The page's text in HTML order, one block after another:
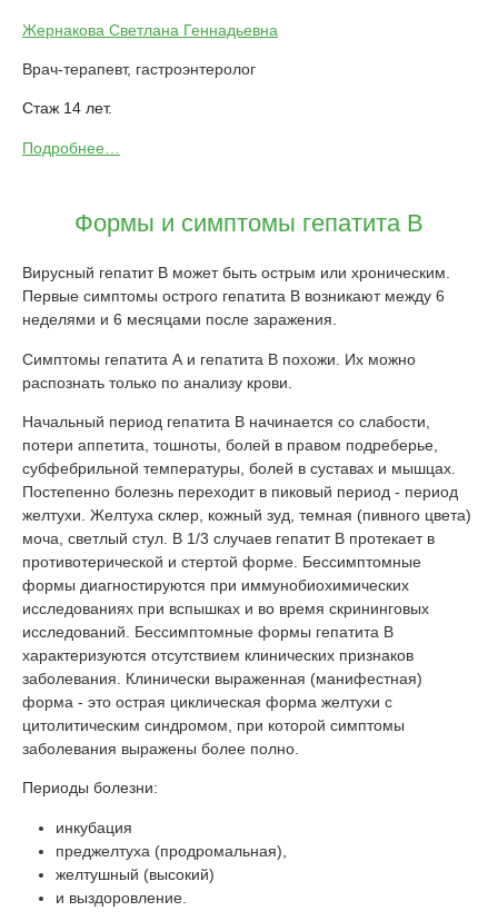
Жернакова Светлана Геннадьевна
Врач-терапевт, гастроэнтеролог
Стаж 14 лет.
Подробнее…
Формы и симптомы гепатита В
Вирусный гепатит В может быть острым или хроническим.
Первые симптомы острого гепатита B возникают между 6
неделями и 6 месяцами после заражения.
Симптомы гепатита А и гепатита В похожи. Их можно
распознать только по анализу крови.
Начальный период гепатита В начинается со слабости,
потери аппетита, тошноты, болей в правом подреберье,
субфебрильной температуры, болей в суставах и мышцах.
Постепенно болезнь переходит в пиковый период - период
желтухи. Желтуха склер, кожный зуд, темная (пивного цвета)
моча, светлый стул. В 1/3 случаев гепатит В протекает в
противотерической и стертой форме. Бессимптомные
формы диагностируются при иммунобиохимических
исследованиях при вспышках и во время скрининговых
исследований. Бессимптомные формы гепатита В
характеризуются отсутствием клинических признаков
заболевания. Клинически выраженная (манифестная)
форма - это острая циклическая форма желтухи с
цитолитическим синдромом, при которой симптомы
заболевания выражены более полно.
Периоды болезни:
инкубация
преджелтуха (продромальная),
желтушный (высокий)
и выздоровление.